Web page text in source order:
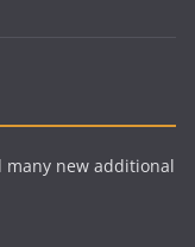
many new additional